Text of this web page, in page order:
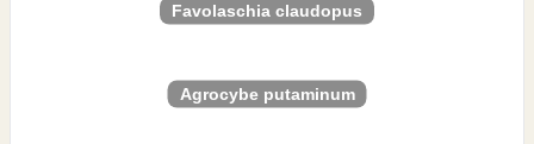
Favolaschia claudopus
Agrocybe putaminum